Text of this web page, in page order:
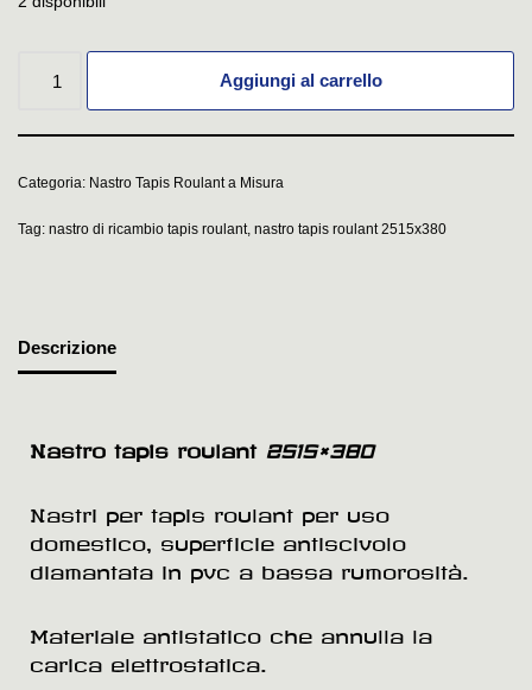
Aggiungi al carrello
Categoria: Nastro Tapis Roulant a Misura
Tag: nastro di ricambio tapis roulant, nastro tapis roulant 2515x380
Descrizione
Nastro tapis roulant2515×380
Nastri per tapis roulant per uso
domestico, superficie antiscivolo
diamantata in pvc a bassa rumorosità.
Materiale antistatico che annulla la
carica elettrostatica.